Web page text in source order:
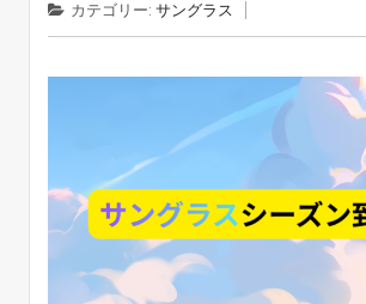
カテゴリー: サングラス